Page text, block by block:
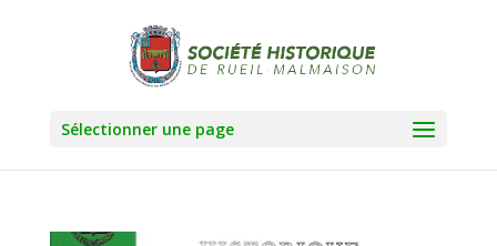
Sélectionner une page